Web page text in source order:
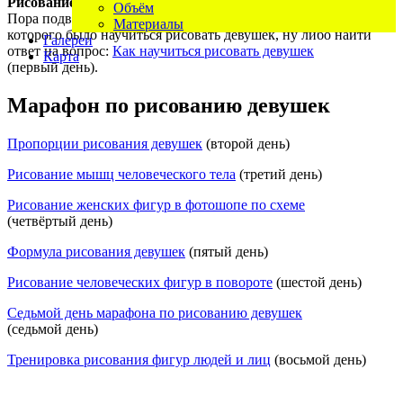
Объём
Материалы
Галереи
Карта
Пора подвести итоги и получить результаты марафона, целью
которого было научиться рисовать девушек, ну либо найти
ответ на вопрос: Как научиться рисовать девушек
(первый день).
Марафон по рисованию девушек
Пропорции рисования девушек (второй день)
Рисование мышц человеческого тела (третий день)
Рисование женских фигур в фотошопе по схеме
(четвёртый день)
Формула рисования девушек (пятый день)
Рисование человеческих фигур в повороте (шестой день)
Седьмой день марафона по рисованию девушек
(седьмой день)
Тренировка рисования фигур людей и лиц (восьмой день)